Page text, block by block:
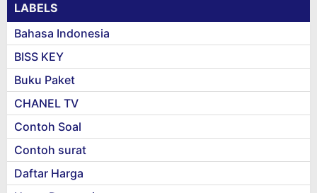
LABELS
Bahasa Indonesia
BISS KEY
Buku Paket
CHANEL TV
Contoh Soal
Contoh surat
Daftar Harga